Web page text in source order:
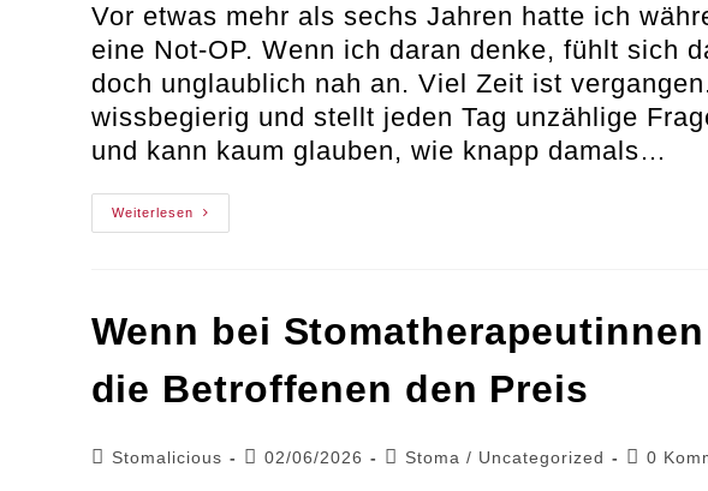
Vor etwas mehr als sechs Jahren hatte ich
eine Not-OP. Wenn ich daran denke, fühlt sich
doch unglaublich nah an. Viel Zeit ist
wissbegierig und stellt jeden Tag unzählige
und kann kaum glauben, wie knapp damals…
Weiterlesen5
Dinge,
Angehen
Würde
Wenn bei
die Betroffenen den Preis
Beitrags-
Stomalicious
Beitrag
02/06/2026
Beitrags-
Stoma / Uncategorized
Beitrags-
0